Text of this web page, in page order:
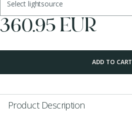
Select lightsource
360.95 EUR
ADD TO CART
Product Description